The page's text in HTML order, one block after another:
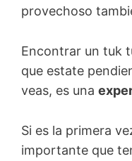
provechoso
Encontrar un tuk
que estate
veas, es una
Si es la primera
importante que